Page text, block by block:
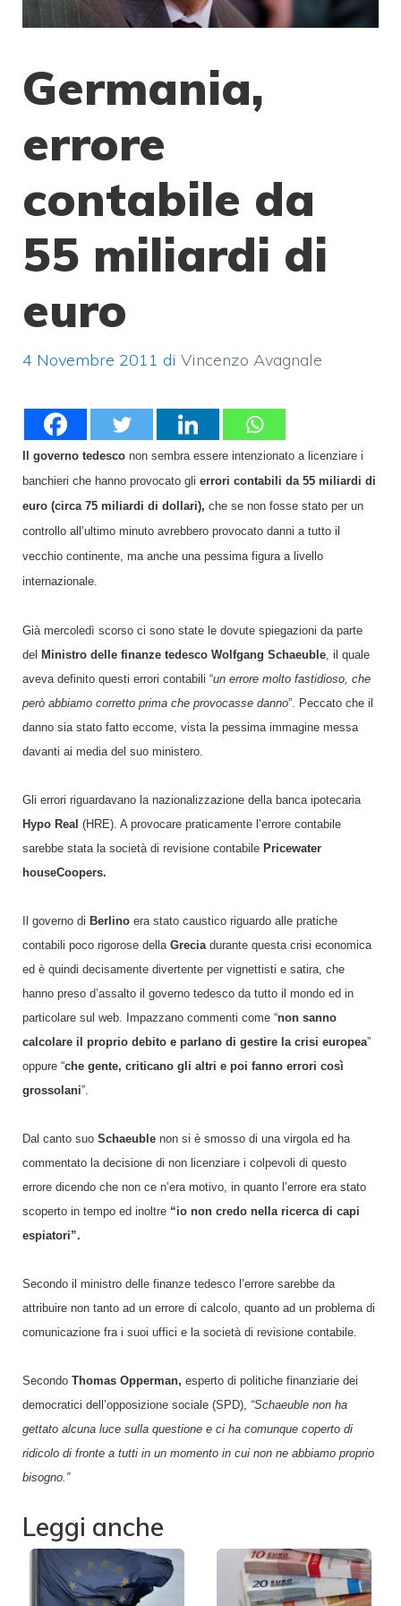
Germania,
errore
contabile da
55 miliardi di
euro
4 Novembre 2011 di Vincenzo Avagnale
Il governo tedesco non sembra essere intenzionato a licenziare i
banchieri che hanno provocato gli errori contabili da 55 miliardi di
euro (circa 75 miliardi di dollari), che se non fosse stato per un
controllo all’ultimo minuto avrebbero provocato danni a tutto il
vecchio continente, ma anche una pessima figura a livello
internazionale.
Già mercoledì scorso ci sono state le dovute spiegazioni da parte
del Ministro delle finanze tedesco Wolfgang Schaeuble , il quale
aveva definito questi errori contabili “un errore molto fastidioso, che
però abbiamo corretto prima che provocasse danno”. Peccato che il
danno sia stato fatto eccome, vista la pessima immagine messa
davanti ai media del suo ministero.
Gli errori riguardavano la nazionalizzazione della banca ipotecaria
Hypo Real (HRE). A provocare praticamente l’errore contabile
sarebbe stata la società di revisione contabile Pricewater
houseCoopers.
Il governo di Berlino era stato caustico riguardo alle pratiche
contabili poco rigorose della Grecia durante questa crisi economica
ed è quindi decisamente divertente per vignettisti e satira, che
hanno preso d’assalto il governo tedesco da tutto il mondo ed in
particolare sul web. Impazzano commenti come “non sanno
calcolare il proprio debito e parlano di gestire la crisi europea”
oppure “che gente, criticano gli altri e poi fanno errori così
grossolani”.
Dal canto suo Schaeuble non si è smosso di una virgola ed ha
commentato la decisione di non licenziare i colpevoli di questo
errore dicendo che non ce n’era motivo, in quanto l’errore era stato
scoperto in tempo ed inoltre “io non credo nella ricerca di capi
espiatori”.
Secondo il ministro delle finanze tedesco l’errore sarebbe da
attribuire non tanto ad un errore di calcolo, quanto ad un problema di
comunicazione fra i suoi uffici e la società di revisione contabile.
Secondo Thomas Opperman, esperto di politiche finanziarie dei
democratici dell’opposizione sociale (SPD), “Schaeuble non ha
gettato alcuna luce sulla questione e ci ha comunque coperto di
ridicolo di fronte a tutti in un momento in cui non ne abbiamo proprio
bisogno.”
Leggi anche